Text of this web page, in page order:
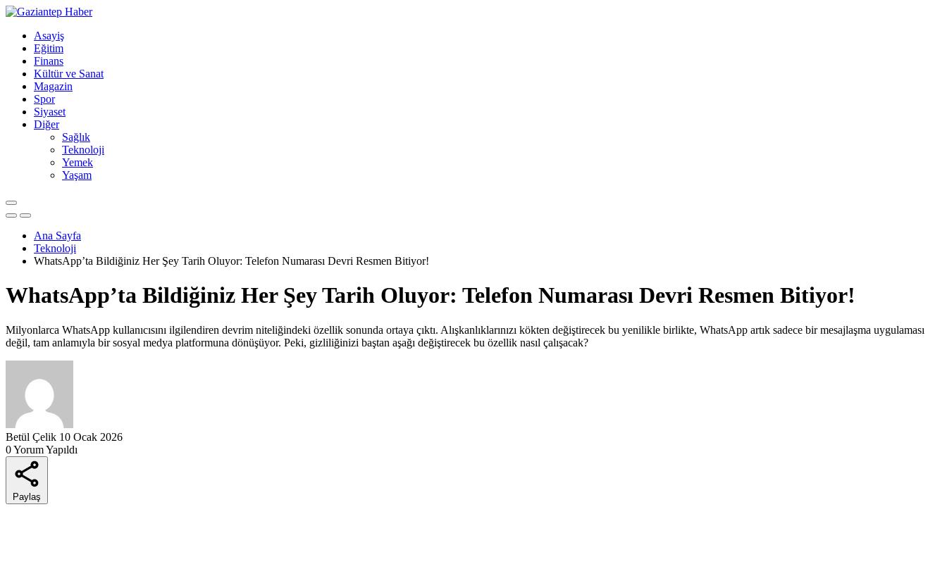
Asayiş
Eğitim
Finans
Kültür ve Sanat
Magazin
Spor
Siyaset
Diğer
Sağlık
Teknoloji
Yemek
Yaşam
Ana Sayfa
Teknoloji
WhatsApp’ta Bildiğiniz Her Şey Tarih Oluyor: Telefon Numarası Devri Resmen Bitiyor!
WhatsApp’ta Bildiğiniz Her Şey Tarih Oluyor: Telefon Numarası Devri Resmen Bitiyor!
Milyonlarca WhatsApp kullanıcısını ilgilendiren devrim niteliğindeki özellik sonunda ortaya çıktı. Alışkanlıklarınızı kökten değiştirecek bu yenilikle birlikte, WhatsApp artık sadece bir mesajlaşma uygulaması
değil, tam anlamıyla bir sosyal medya platformuna dönüşüyor. Peki, gizliliğinizi baştan aşağı değiştirecek bu özellik nasıl çalışacak?
Betül Çelik 10 Ocak 2026
0 Yorum Yapıldı
Paylaş